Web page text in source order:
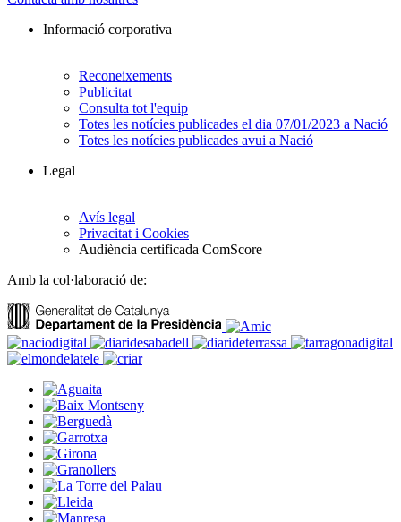
Informació corporativa
Reconeixements
Publicitat
Consulta tot l'equip
Totes les notícies publicades el dia 07/01/2023 a Nació
Totes les notícies publicades avui a Nació
Legal
Avís legal
Privacitat i Cookies
Audiència certificada ComScore
Amb la col·laboració de: